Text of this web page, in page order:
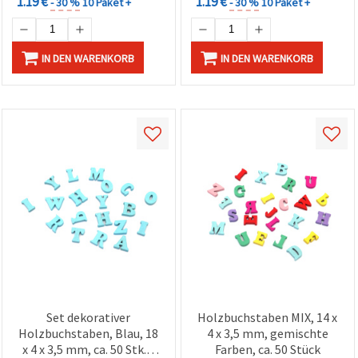
IN DEN WARENKORB IN DEN WARENKORB
Set dekorativer
Holzbuchstaben, Blau, 18
x 4 x 3,5 mm, ca. 50 Stk. –
Holzbuchstaben MIX, 14 x
4 x 3,5 mm, gemischte
Farben, ca. 50 Stück